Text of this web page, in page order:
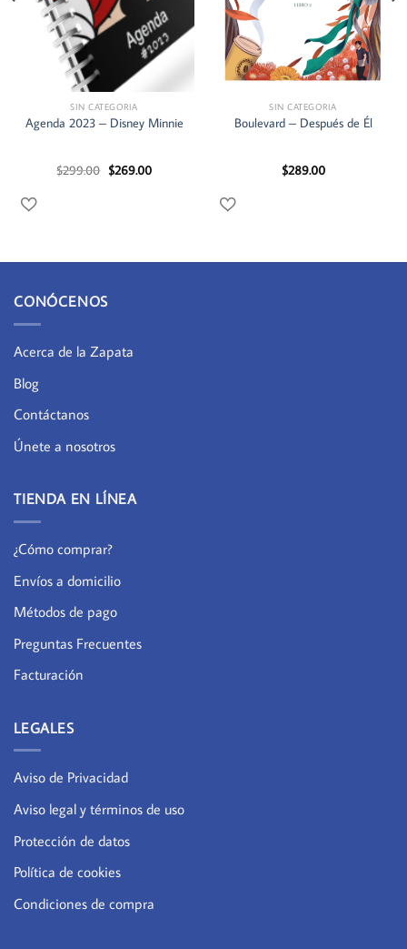
SIN CATEGORIA
Agenda 2023 – Disney Minnie
$299.00 El
precio
$269.00El
SIN CATEGORIA
Boulevard – Después de Él
$289.00
CONÓCENOS
Acerca de la Zapata
Blog
Contáctanos
Únete a nosotros
TIENDA EN LÍNEA
¿Cómo comprar?
Envíos a domicilio
Métodos de pago
Preguntas Frecuentes
Facturación
LEGALES
Aviso de Privacidad
Aviso legal y términos de uso
Protección de datos
Política de cookies
Condiciones de compra